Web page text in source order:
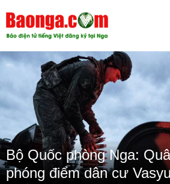
Bộ Quốc phòng Nga:
phóng điểm dân cư